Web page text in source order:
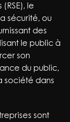
le
sécurité, ou
des
le public à
son
du public,
société dans
sont